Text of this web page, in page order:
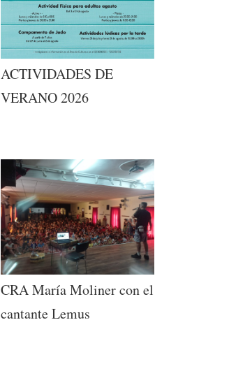
ACTIVIDADES DE
VERANO 2026
CRA María Moliner con el
cantante Lemus